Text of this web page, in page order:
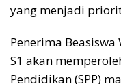
yang menjadi
Penerima Beasiswa
S1 akan
Pendidikan (SPP)